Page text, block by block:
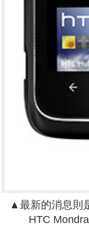
▲最新的消息則
HTC